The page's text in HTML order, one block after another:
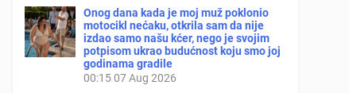
Onog dana kada je moj muž poklonio
motocikl nećaku, otkrila sam da nije
izdao samo našu kćer, nego je svojim
potpisom ukrao budućnost koju smo joj
godinama gradile
00:15 07 Aug 2026